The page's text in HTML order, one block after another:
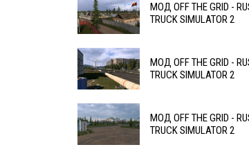
МОД OFF THE GRID -
TRUCK SIMULATOR 2
МОД OFF THE GRID -
TRUCK SIMULATOR 2
МОД OFF THE GRID -
TRUCK SIMULATOR 2